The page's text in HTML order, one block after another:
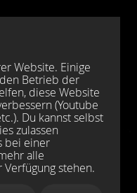
Website. Einige
Betrieb der
diese Website
(Youtube
Du kannst selbst
zulassen
bei einer
alle
stehen.